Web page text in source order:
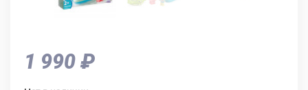
1 990 ₽